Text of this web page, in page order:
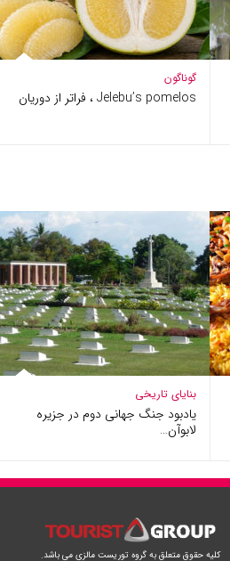
گوناگون
Jelebu’s pomelos ، فراتر از دوریان
بنایای تاریخی
یادبود جنگ جهانی دوم در جزیره
لابوآن…
کلیه حقوق متعلق به گروه توریست مالزی می باشد.